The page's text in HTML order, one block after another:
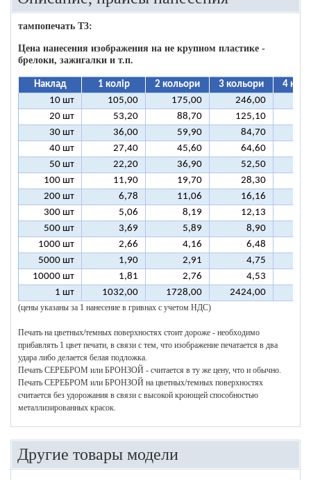
тампопечать T3:
Цена нанесения изображения на не крупном пластике -
брелоки, зажигалки и т.п.
Наклад 1 колір 2 кольори 3 кольори
4
10 шт
105,00 175,00 246,00
20 шт
53,20 88,70 125,10
30 шт
36,00 59,90 84,70
40 шт
27,40 45,60 64,60
50 шт
22,20 36,90 52,50
100 шт
11,90 19,70 28,30
200 шт
6,78 11,06 16,16
300 шт
5,06 8,19 12,13
500 шт
3,69 5,89 8,90
1000 шт
2,66 4,16 6,48
5000 шт
1,90 2,91 4,75
10000 шт
1,81 2,76 4,53
1 шт
1032,00 1728,00 2424,00
(цены указаны за 1 нанесение в гривнах с учетом НДС)
Печать на цветных/темных поверхностях стоит дороже - необходимо
прибавлять 1 цвет печати, в связи с тем, что изображение печатается в два
удара либо делается белая подложка.
Печать СЕРЕБРОМ или БРОНЗОЙ - считается в ту же цену, что и обычно.
Печать СЕРЕБРОМ или БРОНЗОЙ на цветных/темных поверхностях
считается без удорожания в связи с высокой кроющей способностью
металлизированных красок.
Другие товары модели